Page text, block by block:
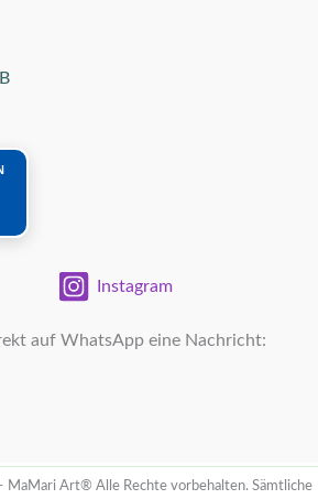
Instagram
auf WhatsApp eine Nachricht:
MaMari Art® Alle Rechte vorbehalten. Sämtliche